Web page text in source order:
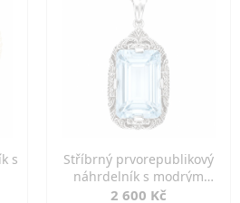
s
Stříbrný prvorepublikový
náhrdelník s modrým
spinelem
2 600 Kč